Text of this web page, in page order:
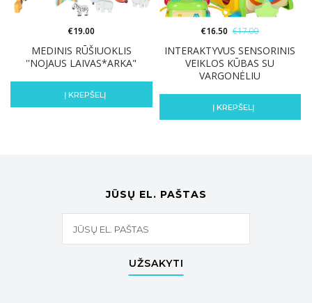
MEDINIS RŪŠIUOKLIS
''NOJAUS LAIVAS*ARKA"
€19.00
Į KREPŠELĮ
INTERAKTYVUS SENSORINIS
VEIKLOS KŪBAS SU
VARGONĖLIU
€16.50 €17.00
Į KREPŠELĮ
JŪSŲ EL. PAŠTAS
UŽSAKYTI